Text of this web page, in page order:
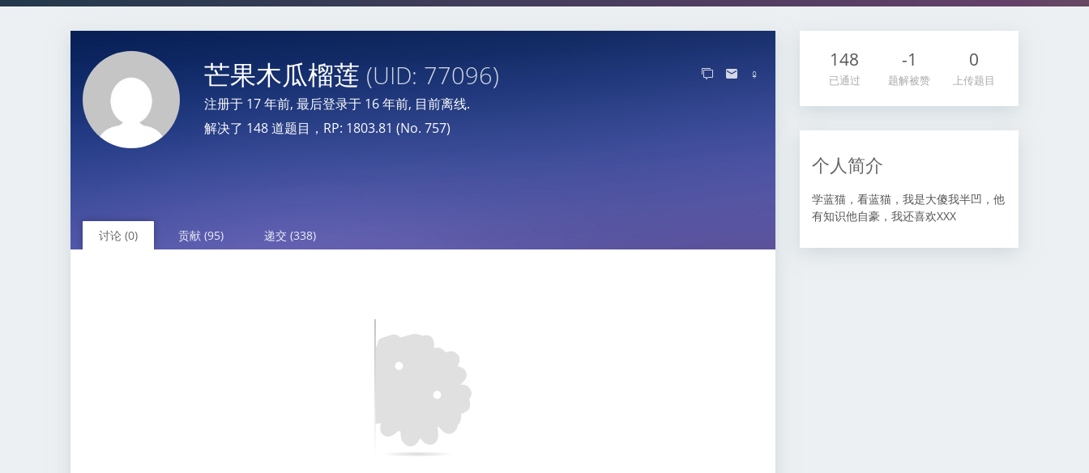
芒果木瓜榴莲 (UID: 77096)
注册于 17 年前, 最后登录于 16 年前, 目前离线.
解决了 148 道题目，RP: 1803.81 (No. 757)
♀
讨论 (0) 贡献 (95) 递交 (338)
148
已通过
-1
题解被赞
0
上传题目
个人简介
学蓝猫，看蓝猫，我是大傻我半凹，他
有知识他自豪，我还喜欢XXX